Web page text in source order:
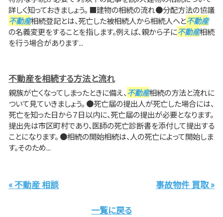
詳しく知っておきましょう。 ■建物の相続の流れ●分配方法の協議
不動産相続登記とは、死亡した被相続人から相続人へと不動産
の名義変更をすることを指します。例えば、親から子に不動産相続
を行う場合があります...
不動産を相続する方法と流れ
親族が亡くなってしまったときに備え、不動産相続の方法と流れに
ついて見ていきましょう。 ●死亡届の提出人が死亡した場合には、
死亡を知った日から７日以内に、死亡届の提出が必要となります。
提出先は市区町村であり、医師の死亡診断書を添付して提出する
ことになります。 ●相続の開始相続は、人の死亡によって開始しま
す。そのため...
« 不動産 相談 事故物件 買取 »
一覧に戻る